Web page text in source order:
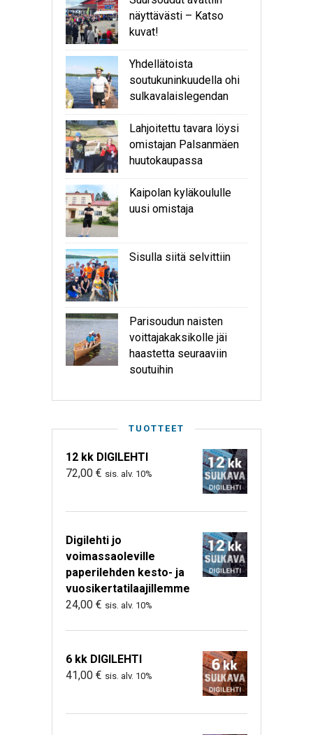
näyttävästi – Katso
kuvat!
Yhdellätoista
soutukuninkuudella ohi
sulkavalaislegendan
Lahjoitettu tavara löysi
omistajan Palsanmäen
huutokaupassa
Kaipolan kyläkoululle
uusi omistaja
Sisulla siitä selvittiin
Parisoudun naisten
voittajakaksikolle jäi
haastetta seuraaviin
soutuihin
TUOTTEET
12 kk DIGILEHTI
72,00 € sis. alv. 10%
Digilehti jo
voimassaoleville
paperilehden kesto- ja
vuosikertatilaajillemme
24,00 € sis. alv. 10%
6 kk DIGILEHTI
41,00 € sis. alv. 10%